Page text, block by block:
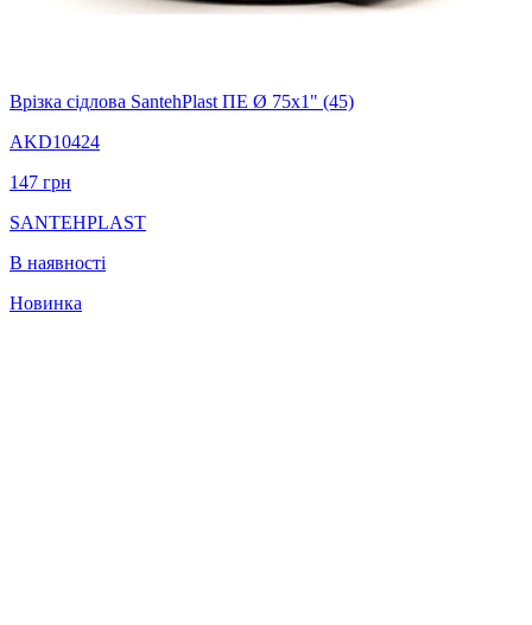
Врізка сідлова SantehPlast ПЕ Ø 75x1" (45)
AKD10424
147 грн
SANTEHPLAST
В наявності
Новинка